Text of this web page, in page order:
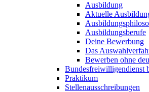
Ausbildung
Aktuelle
Ausbildungsberufe
Deine Bewerbung
Das
Bewerben ohne
Bundesfreiwilligendienst
Praktikum
Stellenausschreibungen